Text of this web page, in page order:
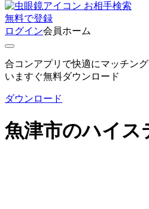
お相手検索
無料で登録
ログイン会員ホーム
合コンアプリで快適にマッチング
いますぐ無料ダウンロード
ダウンロード
魚津市のハイス